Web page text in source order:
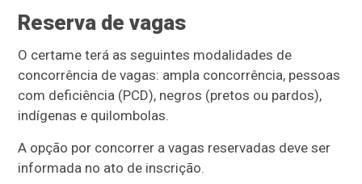
Reserva de vagas
O certame terá as seguintes modalidades de
concorrência de vagas: ampla concorrência, pessoas
com deficiência (PCD), negros (pretos ou pardos),
indígenas e quilombolas.
A opção por concorrer a vagas reservadas deve ser
informada no ato de inscrição.